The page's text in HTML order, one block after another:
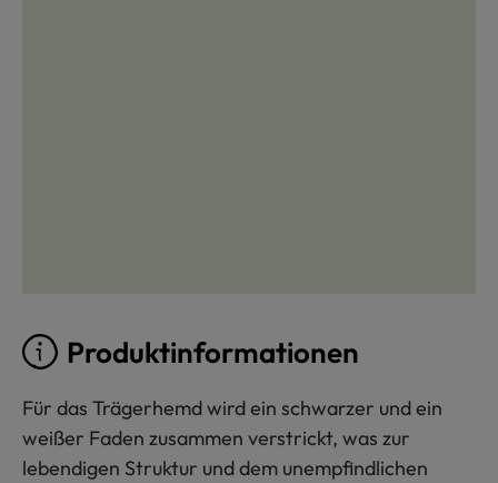
Produktinformationen
Für das Trägerhemd wird ein schwarzer und ein
weißer Faden zusammen verstrickt, was zur
lebendigen Struktur und dem unempfindlichen